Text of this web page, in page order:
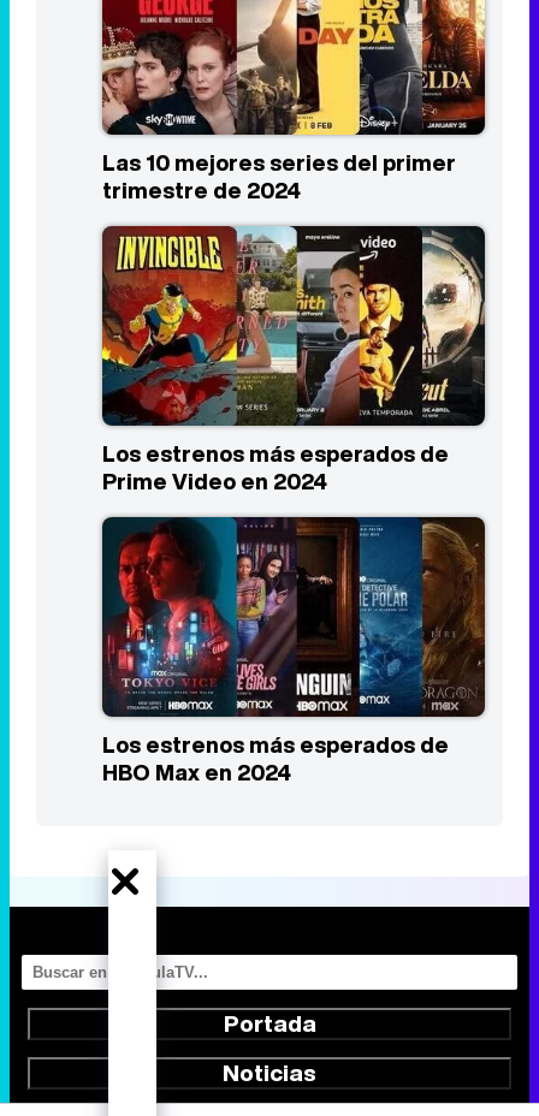
Las 10 mejores series del primer
trimestre de 2024
Los estrenos más esperados de
Prime Video en 2024
Los estrenos más esperados de
HBO Max en 2024
Portada
Noticias